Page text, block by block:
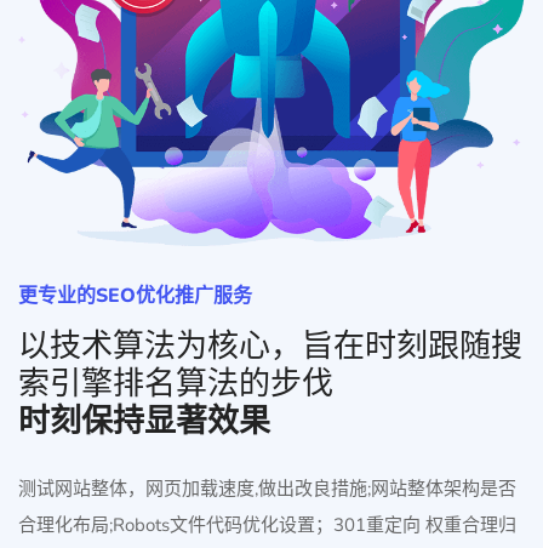
更专业的SEO优化推广服务
以技术算法为核心，旨在时刻跟随搜
索引擎排名算法的步伐
时刻保持显著效果
测试网站整体，网页加载速度,做出改良措施;网站整体架构是否
合理化布局;Robots文件代码优化设置；301重定向 权重合理归